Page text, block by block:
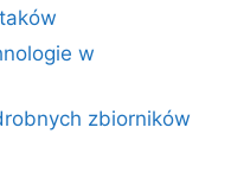
w
zbiorników